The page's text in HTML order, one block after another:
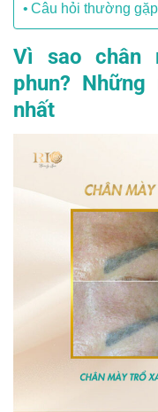
Câu hỏi thường
Vì sao chân
phun?
nhất